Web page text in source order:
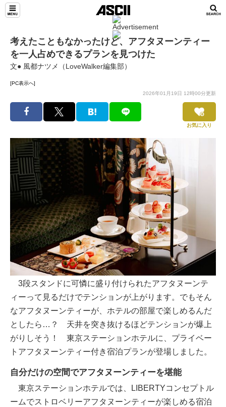
考えたこともなかったけど、アフタヌーンティー
を一人占めできるプランを見つけた
文● 風都ナツメ（LoveWalker編集部）
[PC表示へ]
2026年01月19日 12時00分更新
お気に入り
3段スタンドに可憐に盛り付けられたアフタヌーンテ
ィーって見るだけでテンションが上がります。でもそん
なアフタヌーンティーが、ホテルの部屋で楽しめるんだ
としたら…？ 天井を突き抜けるほどテンションが爆上
がりしそう！ 東京ステーションホテルに、プライベー
トアフタヌーンティー付き宿泊プランが登場しました。
自分だけの空間でアフタヌーンティーを堪能
東京ステーションホテルでは、LIBERTYコンセプトル
ームでストロベリーアフタヌーンティーが楽しめる宿泊